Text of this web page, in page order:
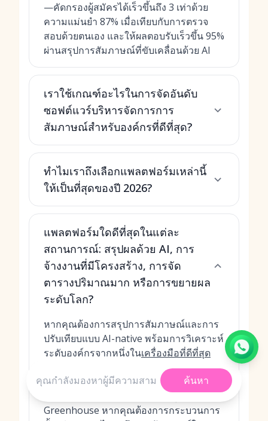
—คัดกรองผู้สมัครได้เร็วขึ้นถึง 3 เท่าด้วย
ความแม่นยำ 87% เมื่อเทียบกับการตรวจ
สอบด้วยตนเอง และให้ผลตอบรับเร็วขึ้น 95%
ผ่านสรุปการสัมภาษณ์ที่ขับเคลื่อนด้วย AI
เราใช้เกณฑ์อะไรในการจัดอันดับ
ซอฟต์แวร์บริหารจัดการการ
สัมภาษณ์สำหรับองค์กรที่ดีที่สุด?
ทำไมเราถึงเลือกแพลตฟอร์มเหล่านี้
ให้เป็นที่สุดของปี 2026?
แพลตฟอร์มใดดีที่สุดในแต่ละ
สถานการณ์: สรุปผลด้วย AI, การ
จ้างงานที่มีโครงสร้าง, การจัด
ตารางปริมาณมาก หรือการขยายผล
ระดับโลก?
หากคุณต้องการสรุปการสัมภาษณ์และการ
ปรับเทียบแบบ AI-native พร้อมการวิเคราะห์
ระดับองค์กรจากหนึ่งในเครื่องมือที่ดีที่สุด
สำหรับการสรรหาและคัดเลือกให้เลือก
MokaHR หากการจ้างงานที่มีโครงสร้าง
และแบบประเมินเป็นสิ่งสำคัญที่สุด ให้เลือก
Greenhouse หากคุณต้องการกระบวนการ
ค้นหา